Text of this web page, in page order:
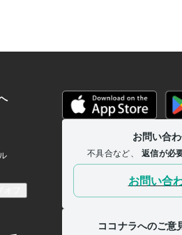
切です。 2. 動画の構
目的とターゲットが決
画の構成を考えましょ
、動画の流れや順